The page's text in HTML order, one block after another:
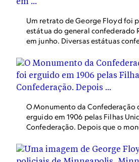
Um retrato de George Floyd foi
estátua do general confederado
em junho. Diversas estátuas
Virgínia, e o governador solicita
financie a criação de um espaço
inclusivo.
O Monumento da Confederação
erguido em 1906 pelas Filhas
Confederação. Depois que o
lona azul pela prefeitura de
estudando formas de removê-lo